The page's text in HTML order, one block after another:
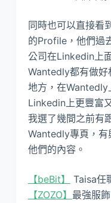
同時也可以直接看
的Profile，他們過
公司在Linkedin上
Wantedly都有做好
地方，在Wantedly
Linkedin上更豐富
我選了幾間之前有
Wantedly專頁，有
他們的內容。
【beBit】
Taisa任
【ZOZO】 最強服